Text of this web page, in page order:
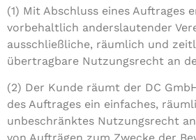
(1) Mit Abschluss eines Auftrages
vorbehaltlich anderslautender
ausschließliche, räumlich und
übertragbare Nutzungsrecht an
(2) Der Kunde räumt der DC
des Auftrages ein einfaches,
unbeschränktes Nutzungsrecht